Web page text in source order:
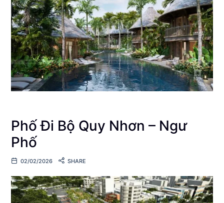
Việt
Nam
Phố Đi Bộ Quy Nhơn – Ngư
Phố
02/02/2026 SHARE